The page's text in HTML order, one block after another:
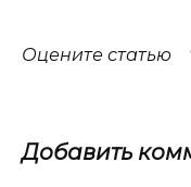
Оцените статью
Добавить